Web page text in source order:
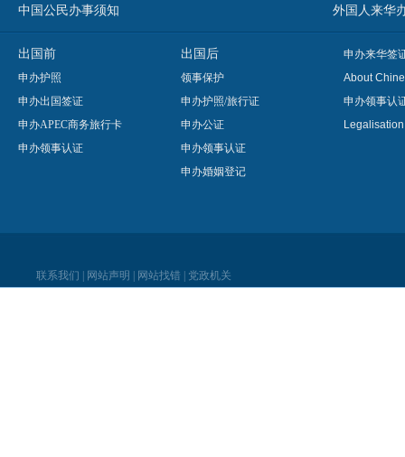
中国公民办事须知 外国人来华
出国前
申办护照
申办出国签证
申办APEC商务旅行卡
申办领事认证
出国后
领事保护
申办护照/旅行证
申办公证
申办领事认证
申办婚姻登记
申办来华签
About
申办领事认
联系我们 网站声明 网站找错 党政机关